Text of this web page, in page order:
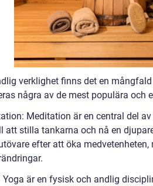
verklighet finns det en
några av de mest populära och
Meditation är en central del
att stilla tankarna och nå en
efter att öka
Yoga är en fysisk och andlig